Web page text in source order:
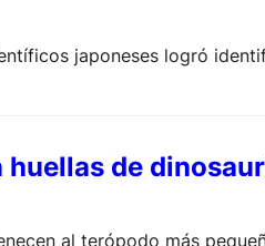
japoneses logró
de
al terópodo más